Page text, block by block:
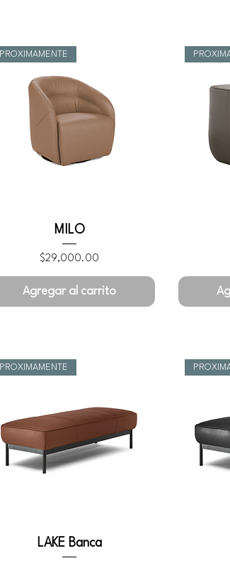
PROXIMAMENTE
MILO
Precio
$29,000.00
Agregar al carrito
PROXIMAMENTE
LAKE Banca